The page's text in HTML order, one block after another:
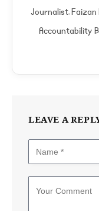
Journalist.
Accountability
LEAVE A